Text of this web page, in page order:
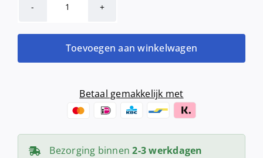
Hygiënezakjesdispenser
aantal
Toevoegen aan winkelwagen
Betaal gemakkelijk met
Bezorging binnen2-3 werkdagen